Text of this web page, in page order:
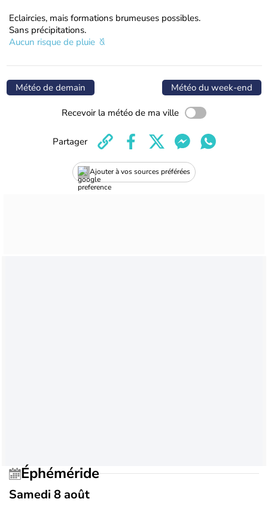
Eclaircies, mais formations brumeuses possibles.
Sans précipitations.
Aucun risque de pluie
Météo de demain Météo du week-end
Recevoir la météo de ma ville
Ajouter à vos sources préférées
Partager
Éphéméride
Samedi 8 août